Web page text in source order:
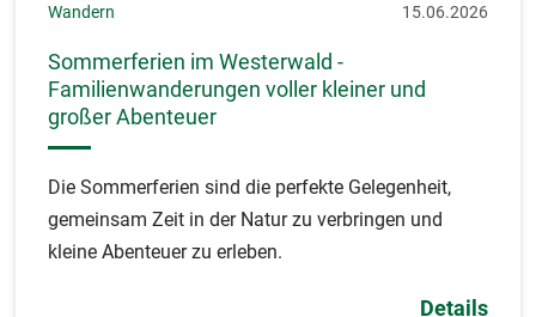
Wandern 15.06.2026
Sommerferien im Westerwald -
Familienwanderungen voller kleiner und
großer Abenteuer
Die Sommerferien sind die perfekte Gelegenheit,
gemeinsam Zeit in der Natur zu verbringen und
kleine Abenteuer zu erleben.
Details